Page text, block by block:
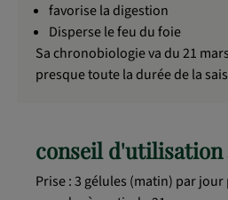
favorise la digestion
Disperse le feu du foie
Sa chronobiologie va du 21
presque toute la durée de la
conseil d'utilisation
Prise : 3 gélules (matin) par